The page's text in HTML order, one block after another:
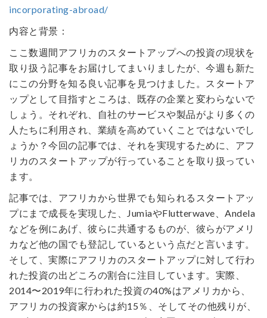
incorporating-abroad/
内容と背景：
ここ数週間アフリカのスタートアップへの投資の現状を
取り扱う記事をお届けしてまいりましたが、今週も新た
にこの分野を知る良い記事を見つけました。スタートア
ップとして目指すところは、既存の企業と変わらないで
しょう。それぞれ、自社のサービスや製品がより多くの
人たちに利用され、業績を高めていくことではないでし
ょうか？今回の記事では、それを実現するために、アフ
リカのスタートアップが行っていることを取り扱ってい
ます。
記事では、アフリカから世界でも知られるスタートアッ
プにまで成長を実現した、JumiaやFlutterwave、Andela
などを例にあげ、彼らに共通するものが、彼らがアメリ
カなど他の国でも登記しているという点だと言います。
そして、実際にアフリカのスタートアップに対して行わ
れた投資の出どころの割合に注目しています。実際、
2014〜2019年に行われた投資の40%はアメリカから、
アフリカの投資家からは約15％、そしてその他残りが、